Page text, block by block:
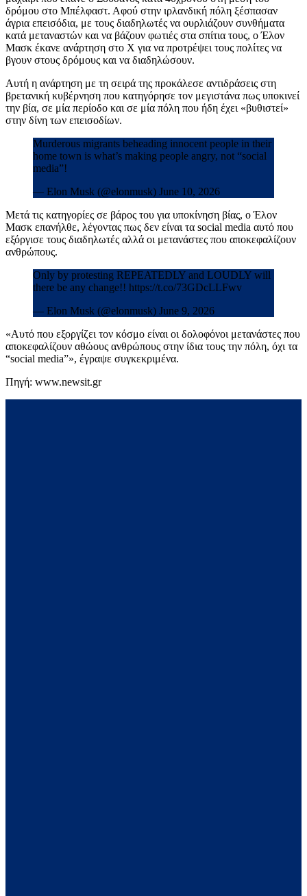
δρόμου στο Μπέλφαστ. Αφού στην ιρλανδική πόλη ξέσπασαν
άγρια επεισόδια, με τους διαδηλωτές να ουρλιάζουν συνθήματα
κατά μεταναστών και να βάζουν φωτιές στα σπίτια τους, ο Έλον
Μασκ έκανε ανάρτηση στο Χ για να προτρέψει τους πολίτες να
βγουν στους δρόμους και να διαδηλώσουν.
Αυτή η ανάρτηση με τη σειρά της προκάλεσε αντιδράσεις στη
βρετανική κυβέρνηση που κατηγόρησε τον μεγιστάνα πως υποκινεί
την βία, σε μία περίοδο και σε μία πόλη που ήδη έχει «βυθιστεί»
στην δίνη των επεισοδίων.
Murderous migrants beheading innocent people in their
home town is what’s making people angry, not “social
media”!
— Elon Musk (@elonmusk) June 10, 2026
Μετά τις κατηγορίες σε βάρος του για υποκίνηση βίας, ο Έλον
Μασκ επανήλθε, λέγοντας πως δεν είναι τα social media αυτό που
εξόργισε τους διαδηλωτές αλλά οι μετανάστες που αποκεφαλίζουν
ανθρώπους.
Only by protesting REPEATEDLY and LOUDLY will
there be any change!! https://t.co/73GDcLLFwv
— Elon Musk (@elonmusk) June 9, 2026
«Αυτό που εξοργίζει τον κόσμο είναι οι δολοφόνοι μετανάστες που
αποκεφαλίζουν αθώους ανθρώπους στην ίδια τους την πόλη, όχι τα
“social media”», έγραψε συγκεκριμένα.
Πηγή: www.newsit.gr